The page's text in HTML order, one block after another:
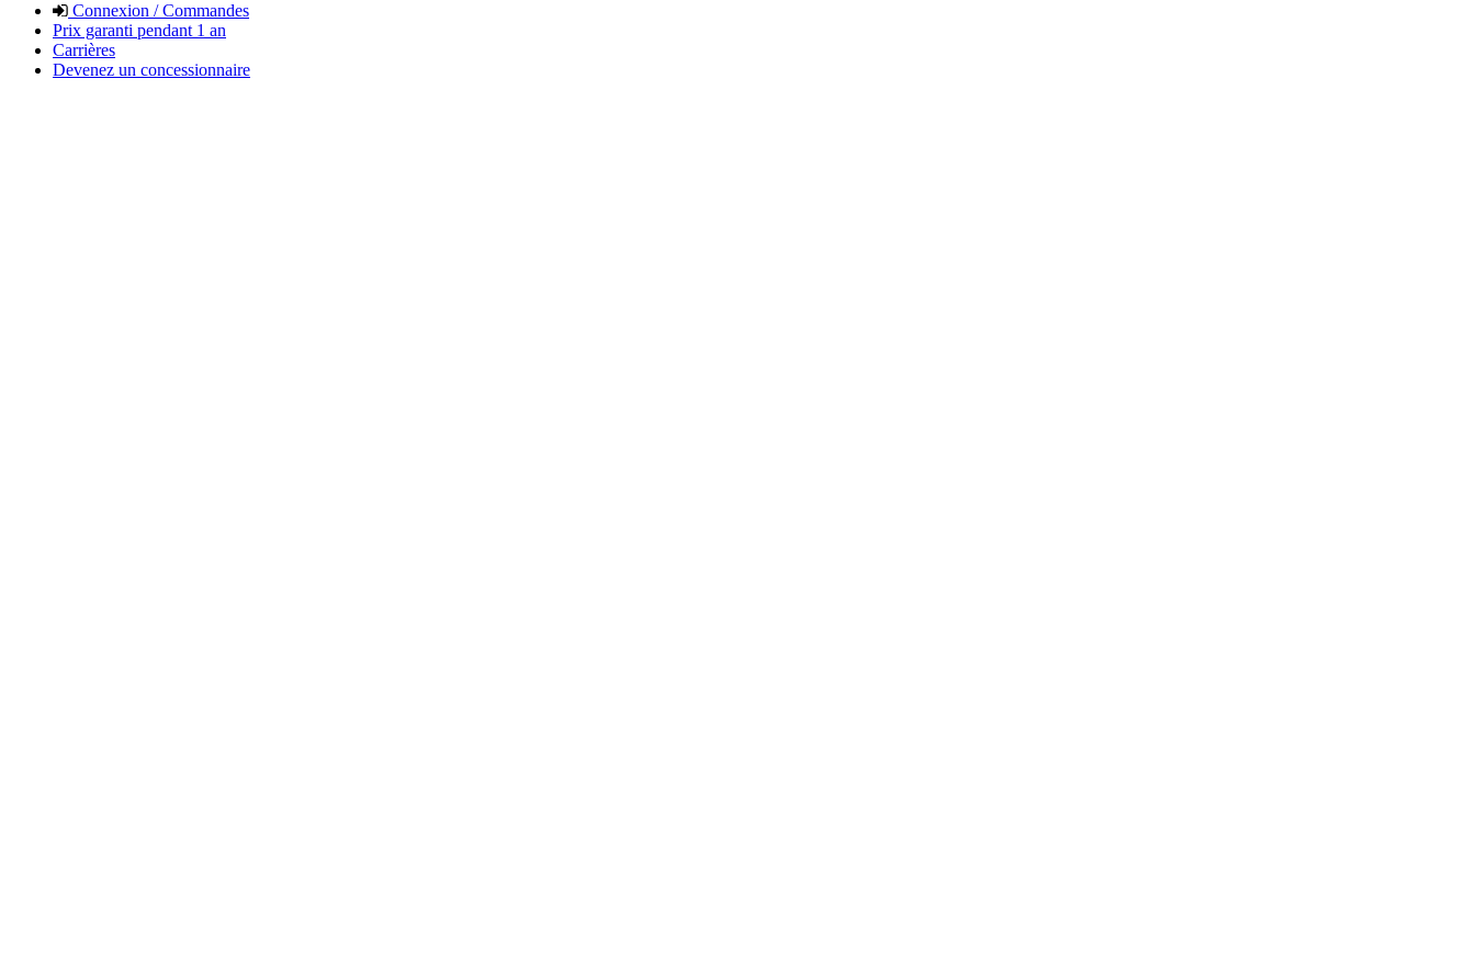
Connexion / Commandes
Prix garanti pendant 1 an
Carrières
Devenez un concessionnaire